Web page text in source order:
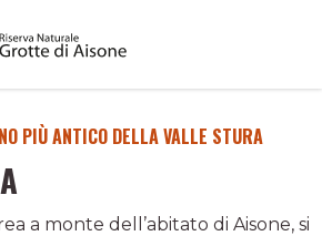
PIÙ ANTICO DELLA VALLE STURA
a monte dell’abitato di Aisone, si